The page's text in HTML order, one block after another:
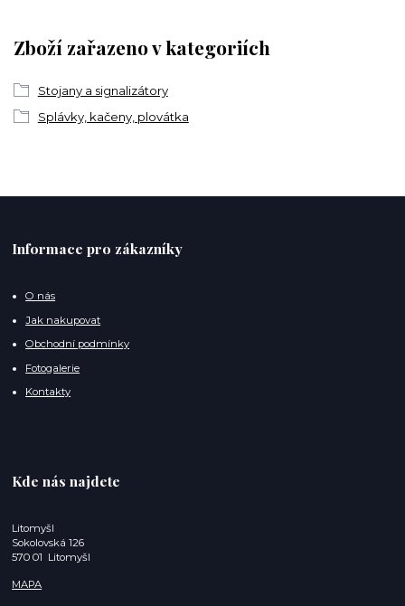
Zboží zařazeno v kategoriích
Stojany a signalizátory
Splávky, kačeny, plovátka
Informace pro zákazníky
O nás
Jak nakupovat
Obchodní podmínky
Fotogalerie
Kontakty
Kde nás najdete
Litomyšl
Sokolovská 126
570 01 Litomyšl
MAPA